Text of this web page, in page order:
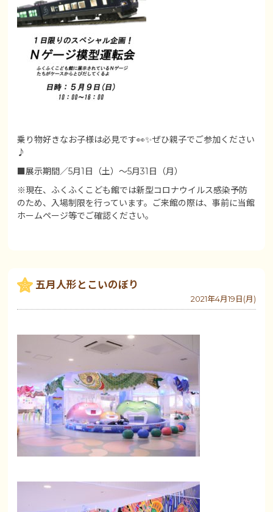
乗り物好きなお子様は必見です👀✨ぜひ親子でご参加ください
♪
■展示期間／5月1日（土）～5月31日（月）
※現在、ふくふくこども館では新型コロナウイルス感染予防
のため、入場制限を行っています。ご来館の際は、事前に当館
ホームページ等でご確認ください。
五月人形とこいのぼり
2021年4月19日(月)